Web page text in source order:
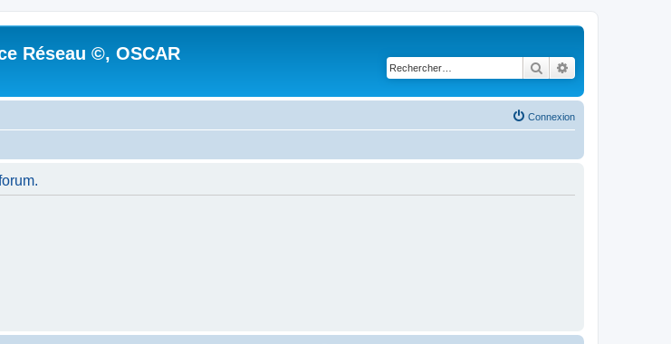
Réseau ©, OSCAR
Rechercher
Connexion